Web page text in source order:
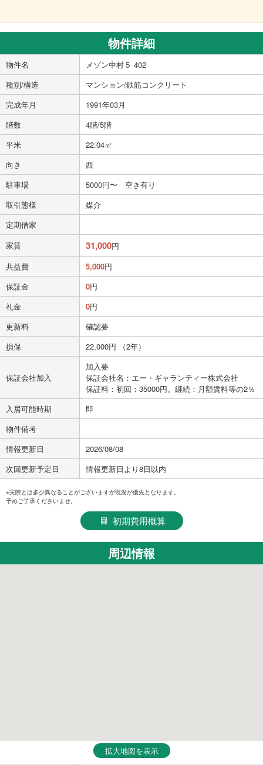
物件詳細
物件名
メゾン中村５ 402
種別/構造
マンション/鉄筋コンクリート
完成年月
1991年03月
階数
4階/5階
平米
22.04㎡
向き
西
駐車場
5000円〜 空き有り
取引態様
媒介
定期借家
家賃
31,000円
共益費
5,000円
保証金
0円
礼金
0円
更新料
確認要
損保
22,000円 （2年）
保証会社加入
加入要
保証会社名：エー・ギャランティー株式会社
保証料：初回：35000円。継続：月額賃料等の2％
入居可能時期
即
物件備考
情報更新日
2026/08/08
次回更新予定日
情報更新日より8日以内
※実際とは多少異なることがございますが現況が優先となります。
予めご了承くださいませ。
初期費用概算
周辺情報
拡大地図を表示